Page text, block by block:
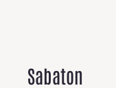
Sabaton